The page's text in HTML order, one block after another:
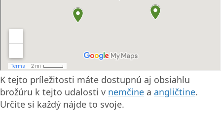
K tejto príležitosti máte dostupnú aj obsiahlu
brožúru k tejto udalosti v nemčine a angličtine.
Určite si každý nájde to svoje.